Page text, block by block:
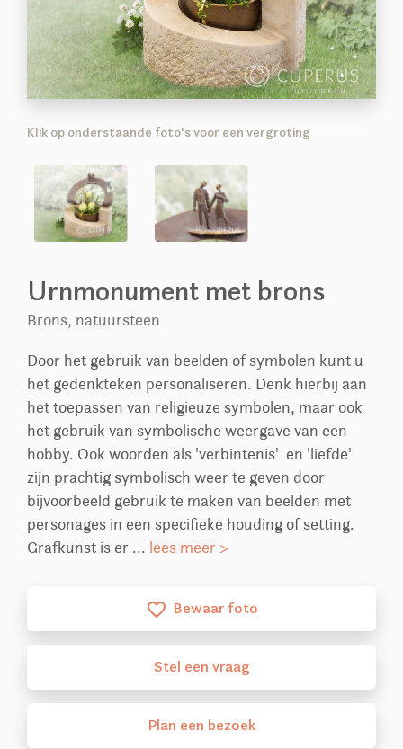
Klik op onderstaande foto's voor een vergroting
Urnmonument met brons
Brons, natuursteen
Door het gebruik van beelden of symbolen kunt u
het gedenkteken personaliseren. Denk hierbij aan
het toepassen van religieuze symbolen, maar ook
het gebruik van symbolische weergave van een
hobby. Ook woorden als 'verbintenis' en 'liefde'
zijn prachtig symbolisch weer te geven door
bijvoorbeeld gebruik te maken van beelden met
personages in een specifieke houding of setting.
Grafkunst is er ... lees meer >
favorite_border Bewaar foto
Stel een vraag
Plan een bezoek